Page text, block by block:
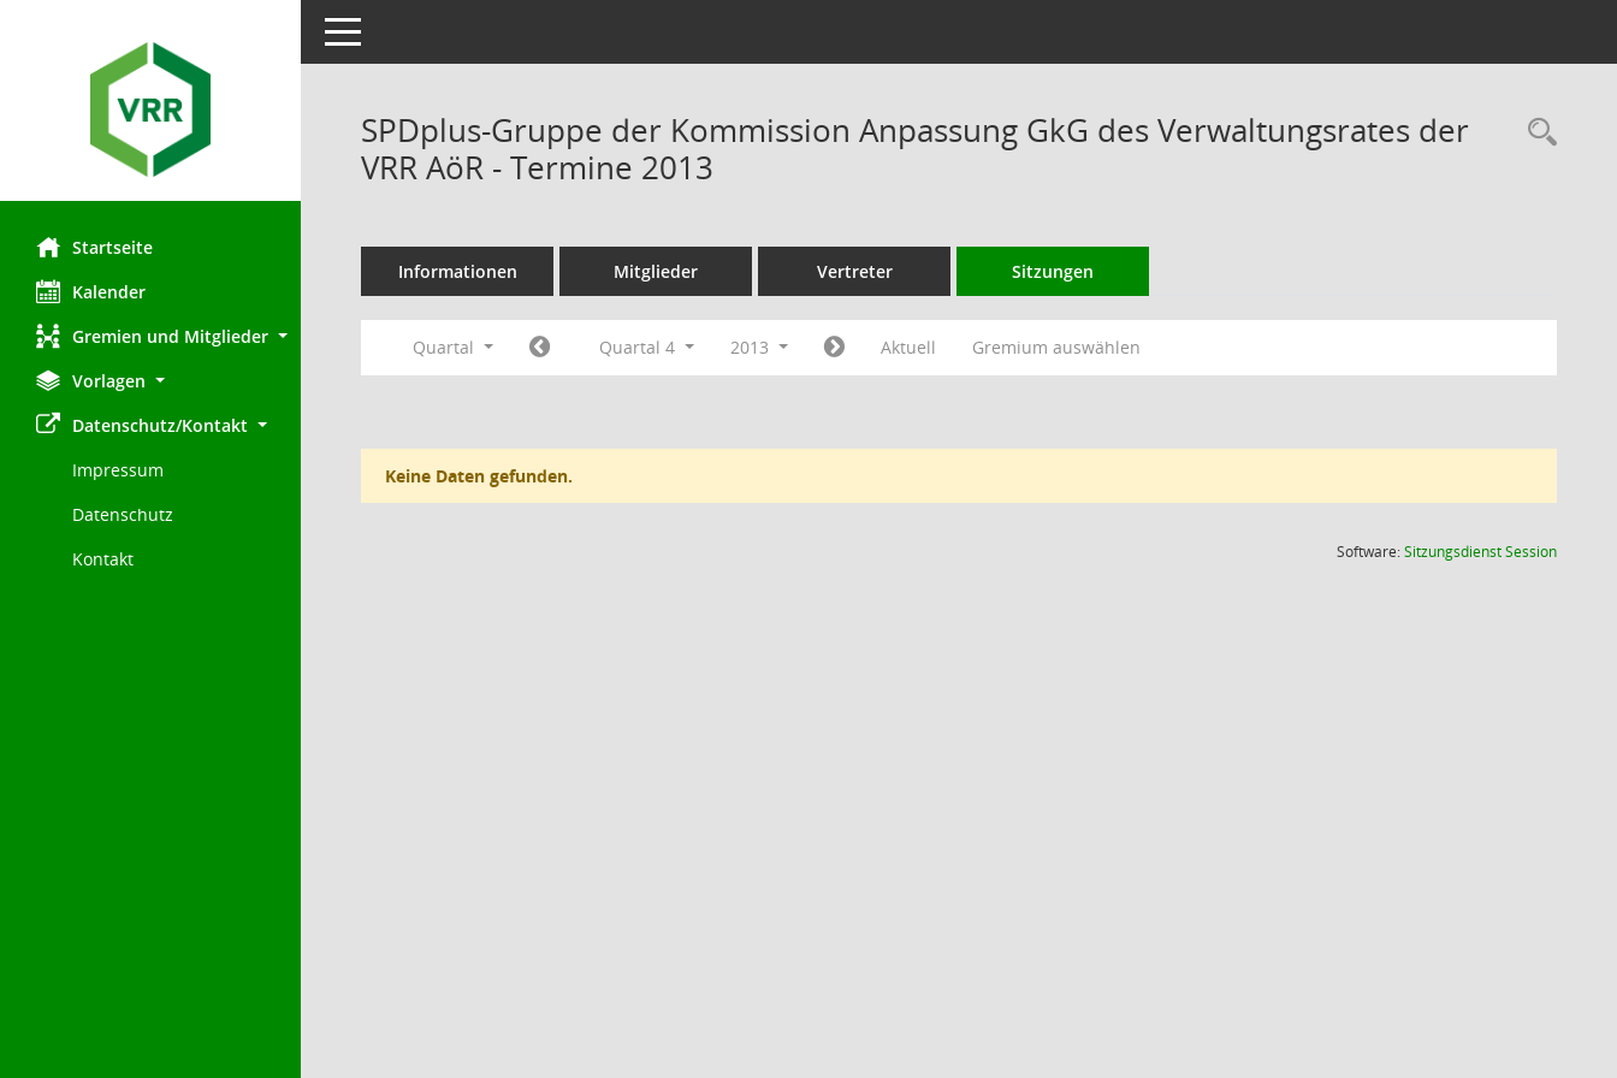
Startseite
Kalender
Gremien und Mitglieder
Vorlagen
Datenschutz/Kontakt
Impressum
Datenschutz
Kontakt
Toggle navigation
SPDplus-Gruppe der Kommission Anpassung GkG des Verwaltungsrates der
VRR AöR - Termine 2013
Informationen Mitglieder Vertreter Sitzungen
Quartal Quartal 4 2013 Aktuell Gremium auswählen
Keine Daten gefunden.
Software:SitzungsdienstSession(Wird in